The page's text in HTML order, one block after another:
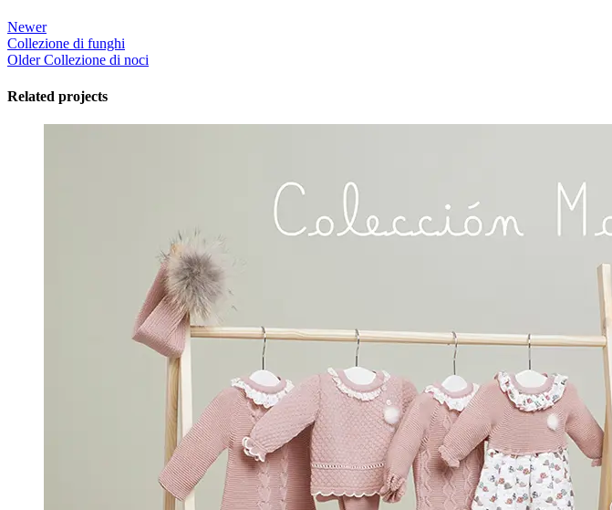
Newer
Collezione di funghi
Older Collezione di noci
Related projects